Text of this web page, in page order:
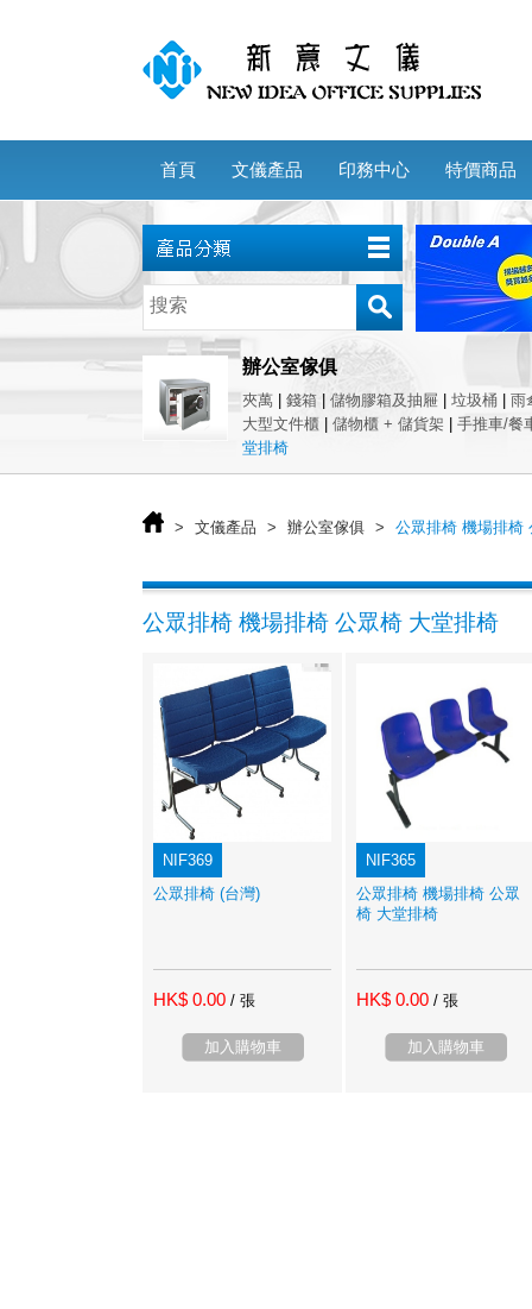
首頁 文儀產品 印務中心 特價商品
辦公室傢俱
夾萬 錢箱 儲物膠箱及抽屜 垃圾桶
雨
大型文件櫃
儲物櫃 + 儲貨架
手推車/餐
堂排椅
> 文儀產品 > 辦公室傢俱 > 公眾排椅 機場排椅
公眾排椅 機場排椅 公眾椅 大堂排椅
NIF369
公眾排椅 (台灣)
HK$ 0.00 / 張
加入購物車
NIF365
公眾排椅 機場排椅 公眾
椅 大堂排椅
HK$ 0.00 / 張
加入購物車